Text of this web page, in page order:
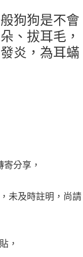
狗狗是不會
、拔耳毛，
炎，為耳蟎
分享，
未及時註明，尚請
，